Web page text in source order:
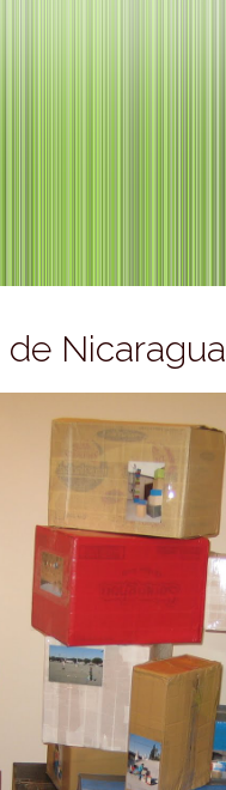
de Nicaragua